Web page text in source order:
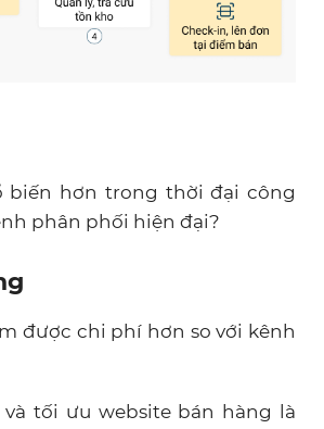
hơn trong thời đại công
phân phối hiện đại?
được chi phí hơn so với kênh
tối ưu website bán hàng là